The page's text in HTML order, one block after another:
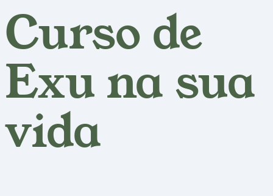
Curso de
Exu na sua
vida